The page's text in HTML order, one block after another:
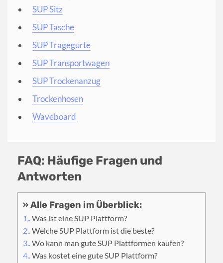
SUP Sitz
SUP Tasche
SUP Tragegurte
SUP Transportwagen
SUP Trockenanzug
Trockenhosen
Waveboard
FAQ: Häufige Fragen und
Antworten
1. Was ist eine SUP Plattform?
2. Welche SUP Plattform ist die beste?
3. Wo kann man gute SUP Plattformen kaufen?
4. Was kostet eine gute SUP Plattform?